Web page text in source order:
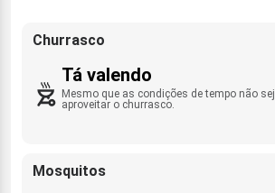
Churrasco
Tá valendo
Mesmo que as condições de tempo não
aproveitar o churrasco.
Mosquitos